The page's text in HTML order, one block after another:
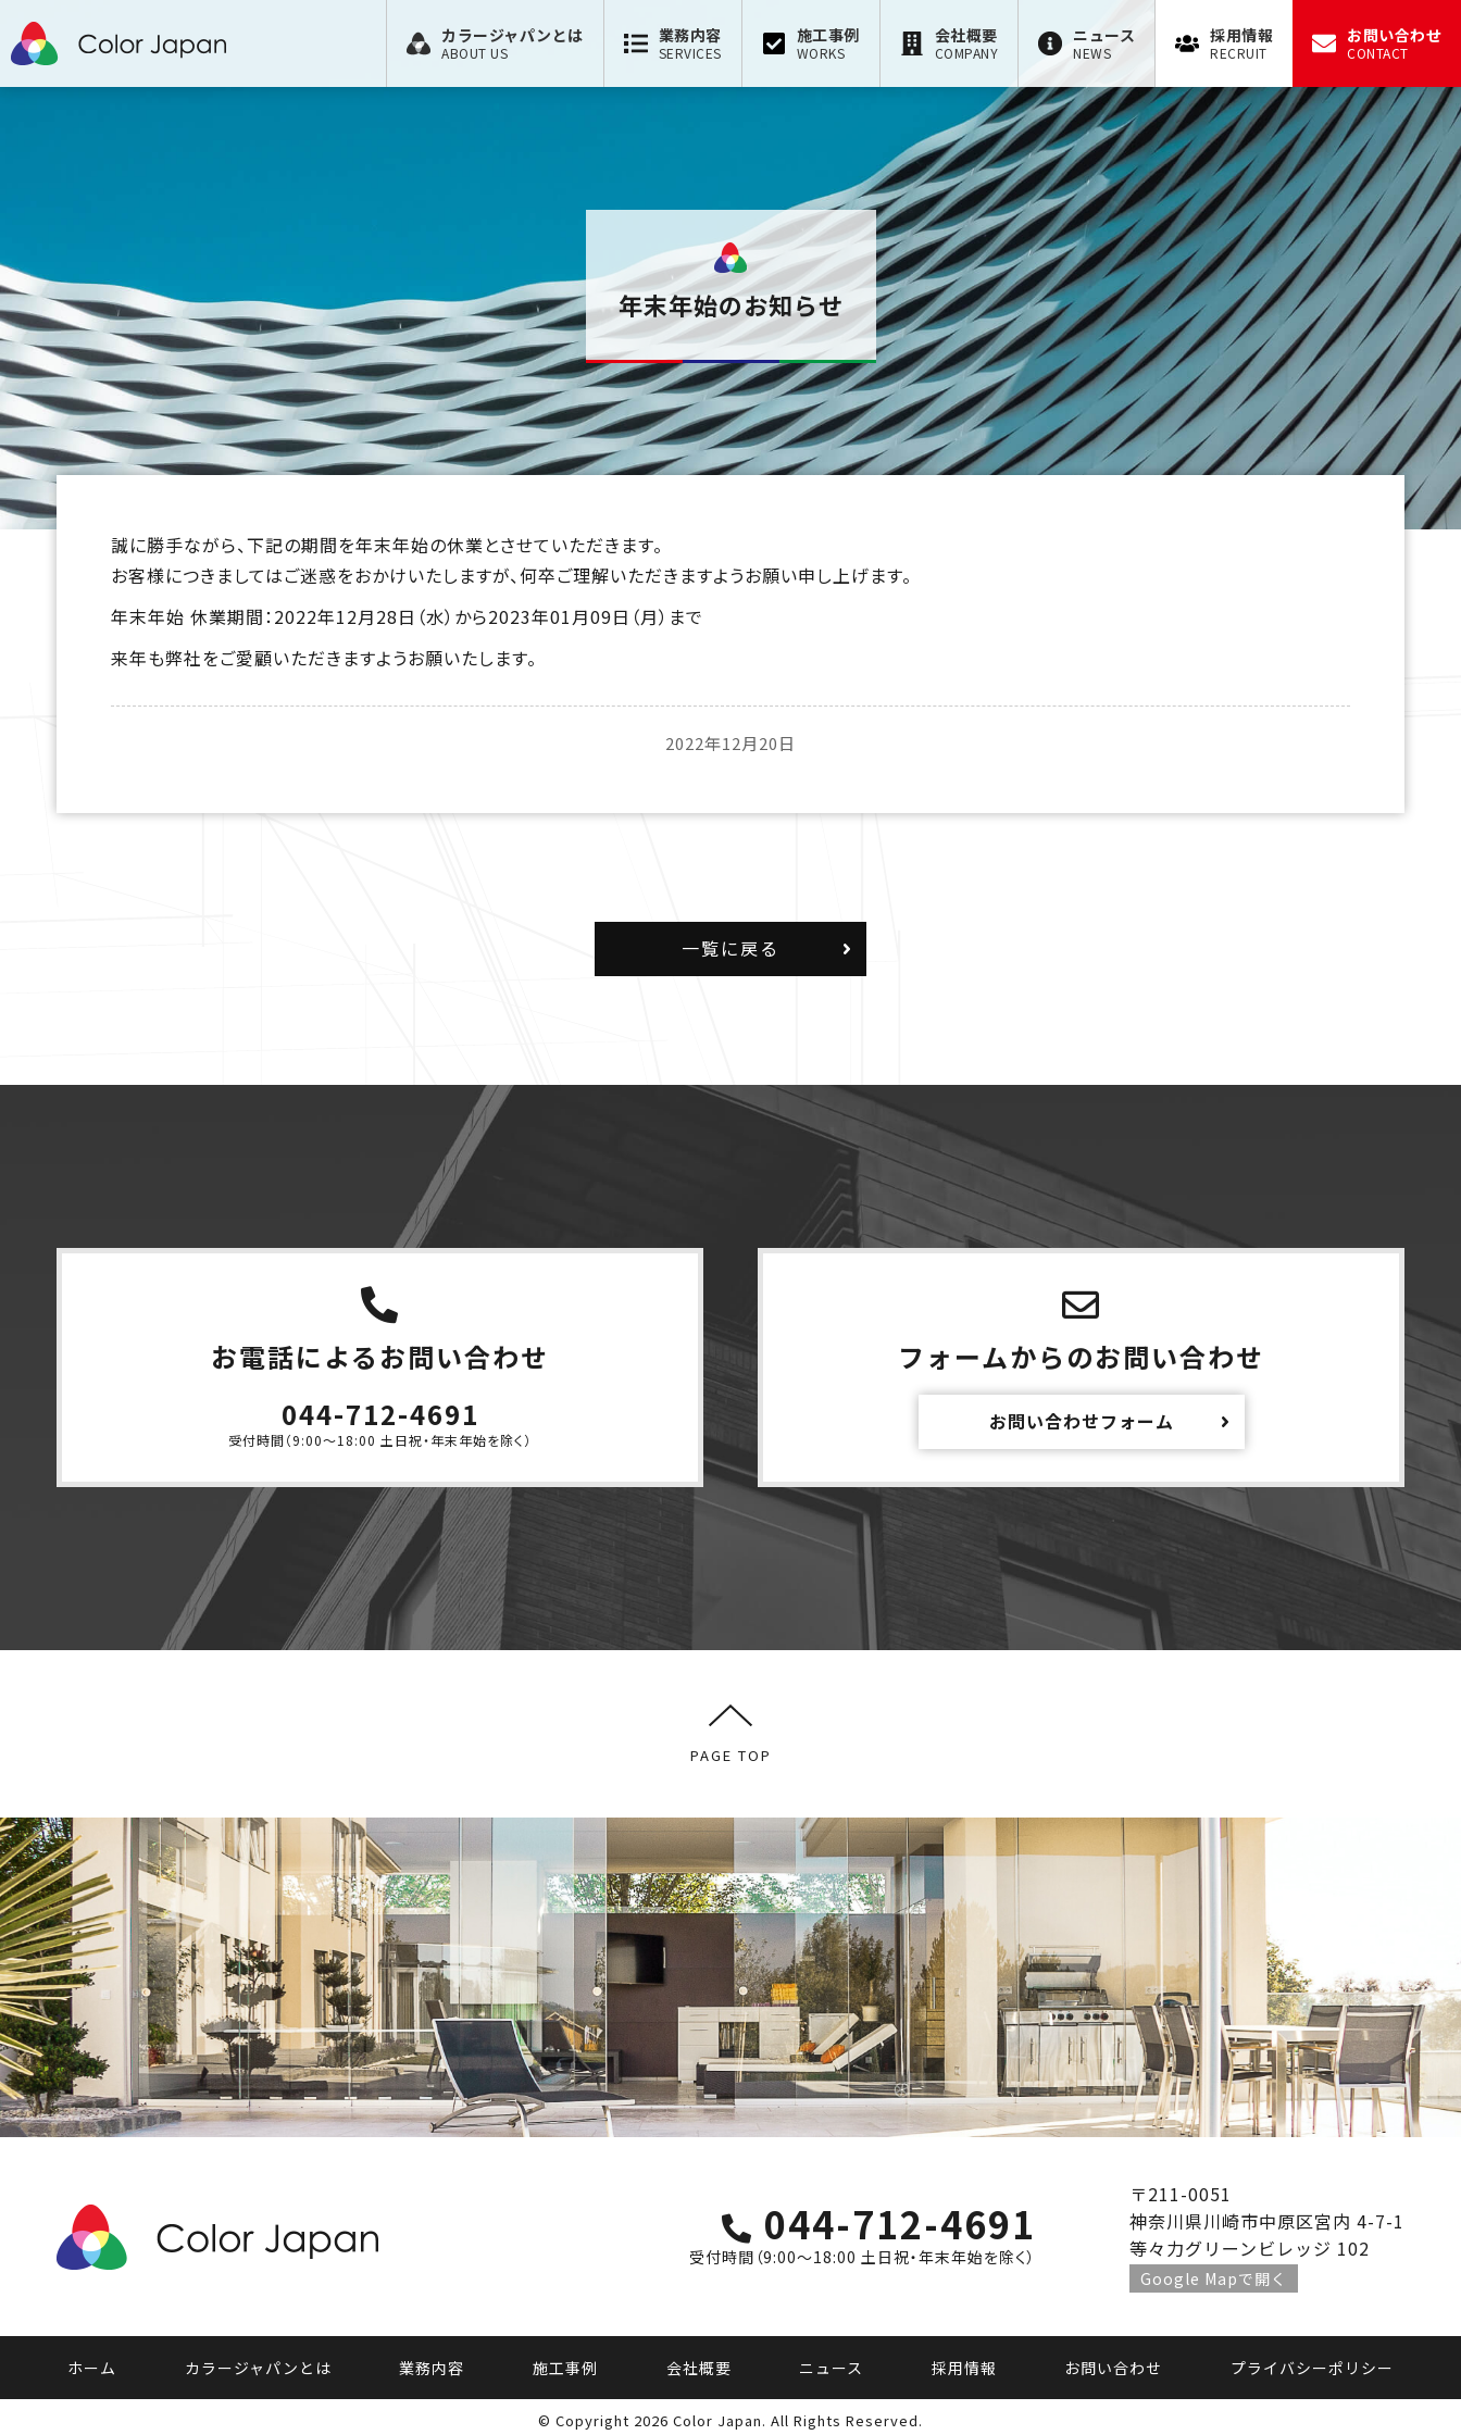
カラージャパンとは
ABOUT US
業務内容
SERVICES
施工事例
WORKS
会社概要
COMPANY
ニュース
NEWS
採用情報
RECRUIT
お問い合わせ
CONTACT
年末年始のお知らせ
誠に勝手ながら、下記の期間を年末年始の休業とさせていただきます。
お客様につきましてはご迷惑をおかけいたしますが、何卒ご理解いただきますようお願い申し上げます。
年末年始 休業期間：2022年12月28日（水）から2023年01月09日（月）まで
来年も弊社をご愛顧いただきますようお願いたします。
2022年12月20日
一覧に戻る
お電話による お問い合わせ
044-712-4691
受付時間（9:00〜18:00 土日祝・年末年始を除く）
フォームからのお問い合わせ
お問い合わせフォーム
PAGE TOP
044-712-4691
受付時間（9:00〜18:00 土日祝・年末年始を除く）
〒211-0051
神奈川県川崎市中原区宮内 4-7-1
等々力グリーンビレッジ 102
Google Mapで開く
ホーム カラージャパンとは 業務内容 施工事例 会社概要 ニュース 採用情報 お問い合わせ プライバシーポリシー
© Copyright 2026 Color Japan. All Rights Reserved.